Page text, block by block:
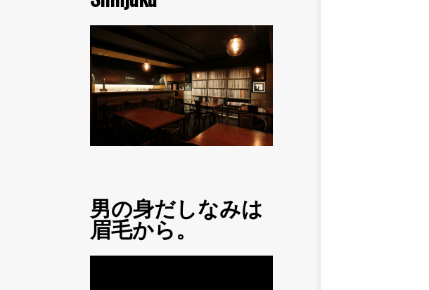
男の身だしなみは
眉毛から。